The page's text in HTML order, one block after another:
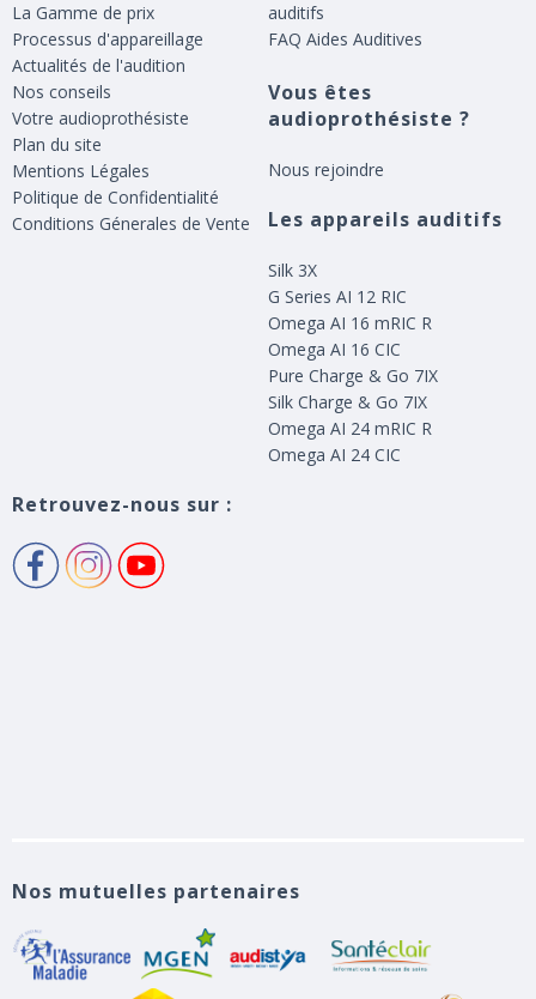
La Gamme de prix
Processus d'appareillage
Actualités de l'audition
Nos conseils
Votre audioprothésiste
Plan du site
Mentions Légales
Politique de Confidentialité
Conditions Génerales de Vente
auditifs
FAQ Aides Auditives
Vous êtes
audioprothésiste ?
Nous rejoindre
Les appareils auditifs
Silk 3X
G Series AI 12 RIC
Omega AI 16 mRIC R
Omega AI 16 CIC
Pure Charge & Go 7IX
Silk Charge & Go 7IX
Omega AI 24 mRIC R
Omega AI 24 CIC
Retrouvez-nous sur :
Nos mutuelles partenaires